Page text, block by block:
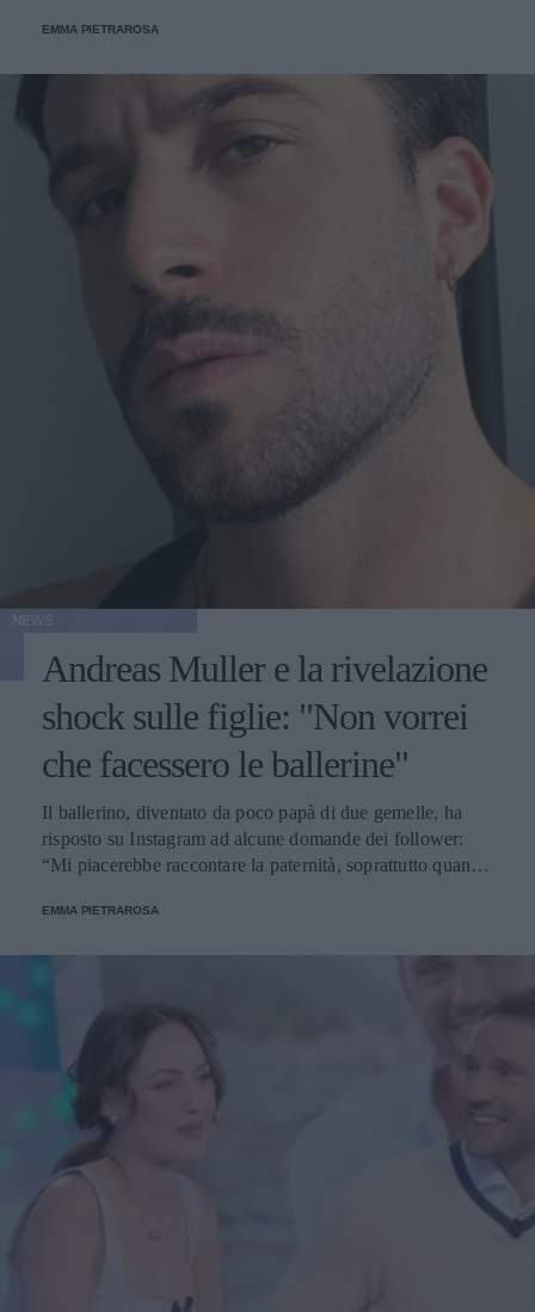
EMMA PIETRAROSA
Andreas Muller e la rivelazione
shock sulle figlie: "Non vorrei
che facessero le ballerine"
Il ballerino, diventato da poco papà di due gemelle, ha
risposto su Instagram ad alcune domande dei follower:
“Mi piacerebbe raccontare la paternità, soprattutto quando
EMMA PIETRAROSA